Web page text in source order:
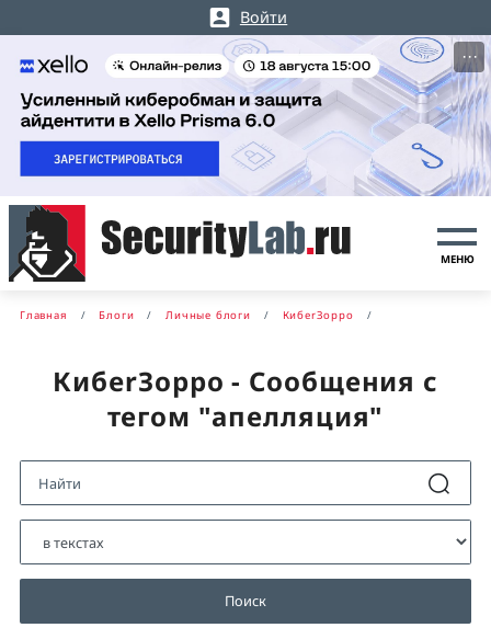
Войти
···
МЕНЮ
Главная Блоги Личные блоги КибerЗорро
КибerЗорро - Сообщения с
тегом "апелляция"
Поиск